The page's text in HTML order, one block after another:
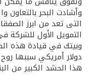
وأشادت البحر
التى تعد من ابرز
دولار أمريكي سببها
هذا الحشد الكبير من